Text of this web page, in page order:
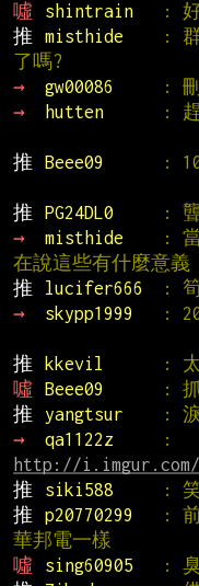
噓
shintrain :
推
misthide
:
了嗎?
→
gw00086 :
→
hutten
:
推
Beee09
:
推
PG24DL0 :
→
misthide
:
在說這些有什麼意義
推
lucifer666 :
→
skypp1999
:
推
kkevil :
噓
Beee09 :
推
yangtsur :
→
qa1122z
http://i.imgur.com/
推
siki588 :
推
p20770299
:
華邦電一樣
噓
sing60905 :